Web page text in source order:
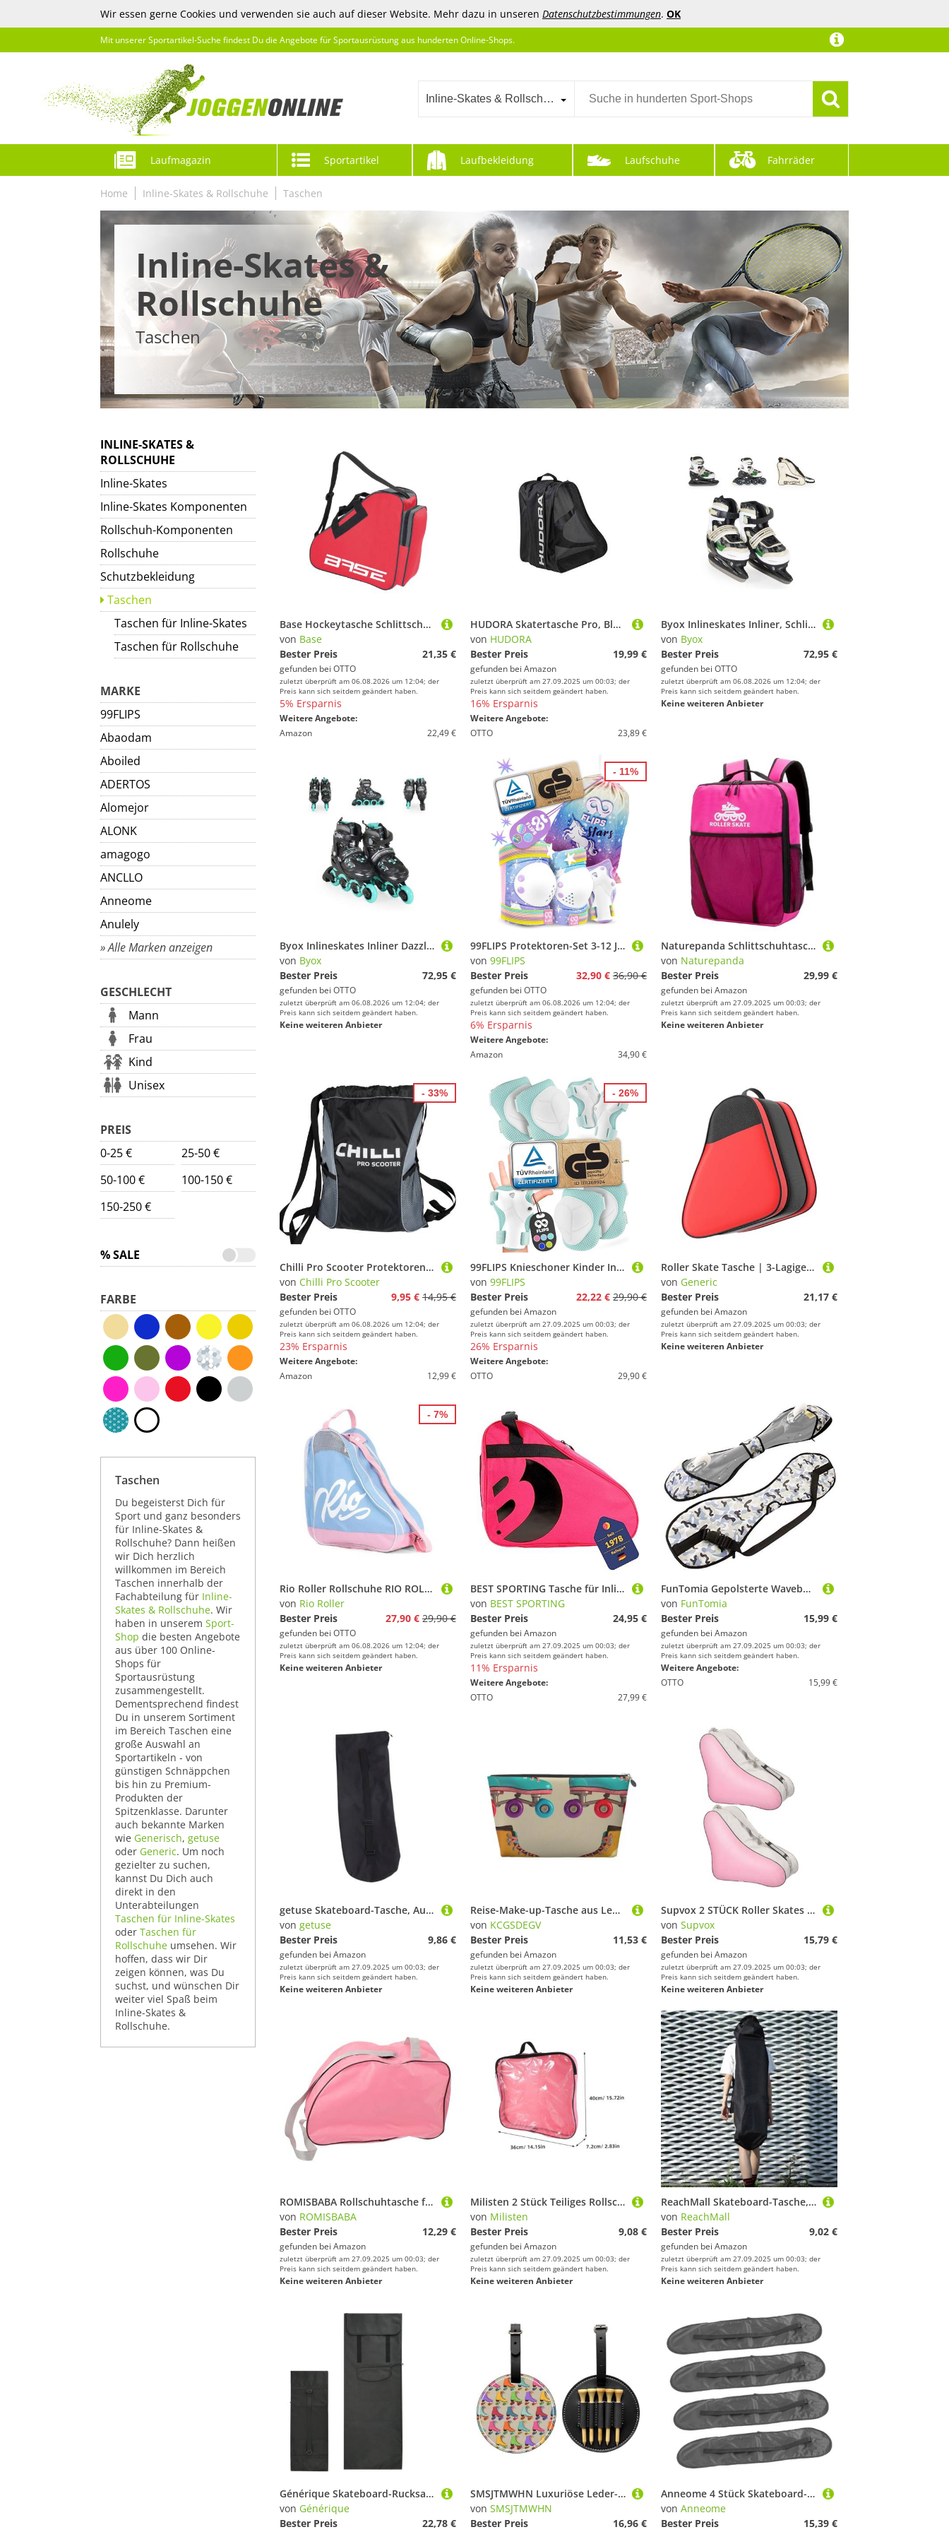
Wir essen gerne Cookies und verwenden sie auch auf dieser Website. Mehr dazu in unseren Datenschutzbestimmungen. OK
Mit unserer Sportartikel-Suche findest Du die Angebote für Sportausrüstung aus hunderten Online-Shops.
Inline-Skates & Rollschuhe
Laufmagazin Sportartikel Laufbekleidung Laufschuhe Fahrräder
Home Inline-Skates & Rollschuhe Taschen
Inline-Skates &
Rollschuhe
Taschen
INLINE-SKATES &
ROLLSCHUHE
Inline-Skates
Inline-Skates Komponenten
Rollschuh-Komponenten
Rollschuhe
Schutzbekleidung
Taschen
Taschen für Inline-Skates
Taschen für Rollschuhe
MARKE
99FLIPS
Abaodam
Aboiled
ADERTOS
Alomejor
ALONK
amagogo
ANCLLO
Anneome
Anulely
» Alle Marken anzeigen
GESCHLECHT
Mann
Frau
Kind
Unisex
PREIS
0-25 €
25-50 €
50-100 €
100-150 €
150-250 €
% SALE
FARBE
Taschen
Du begeisterst Dich für
Sport und ganz besonders
für Inline-Skates &
Rollschuhe? Dann heißen
wir Dich herzlich
willkommen im Bereich
Taschen innerhalb der
Fachabteilung für Inline-
Skates & Rollschuhe. Wir
haben in unserem Sport-
Shop die besten Angebote
aus über 100 Online-
Shops für
Sportausrüstung
zusammengestellt.
Dementsprechend findest
Du in unserem Sortiment
im Bereich Taschen eine
große Auswahl an
Sportartikeln - von
günstigen Schnäppchen
bis hin zu Premium-
Produkten der
Spitzenklasse. Darunter
auch bekannte Marken
wie Generisch, getuse
oder Generic. Um noch
gezielter zu suchen,
kannst Du Dich auch
direkt in den
Unterabteilungen
Taschen für Inline-Skates
oder Taschen für
Rollschuhe umsehen. Wir
hoffen, dass wir Dir
zeigen können, was Du
suchst, und wünschen Dir
weiter viel Spaß beim
Inline-Skates &
Rollschuhe.
Base Hockeytasche Schlittschuhtasche BASE
von Base
Bester Preis
21,35 €
gefunden bei OTTO
zuletzt überprüft am 06.08.2026 um 12:04; der
Preis kann sich seitdem geändert haben.
5% Ersparnis
Weitere Angebote:
Amazon
22,49 €
HUDORA Skatertasche Pro, Black
von HUDORA
Bester Preis
19,99 €
gefunden bei Amazon
zuletzt überprüft am 27.09.2025 um 00:03; der
Preis kann sich seitdem geändert haben.
16% Ersparnis
Weitere Angebote:
OTTO
23,89 €
Byox Inlineskates Inliner, Schlittschuhe 2 in 1, Iceberg PU-Räder Schnürrsenkel Tasche
von Byox
Bester Preis
72,95 €
gefunden bei OTTO
zuletzt überprüft am 06.08.2026 um 12:04; der
Preis kann sich seitdem geändert haben.
Keine weiteren Anbieter
Byox Inlineskates Inliner Dazzle türkis, PU-Rollen Bremse Tasche ABEC-5-Kugellager Ratschband
von Byox
Bester Preis
72,95 €
gefunden bei OTTO
zuletzt überprüft am 06.08.2026 um 12:04; der
Preis kann sich seitdem geändert haben.
Keine weiteren Anbieter
99FLIPS Protektoren-Set 3-12 Jahre - Einhorn Knieschoner Kinder Schlittschuh Schoner Set (Schützer Set Kinder für Skateboard Inline Skates Rollschuhe, 7-tlg., Knieschützer, Ellenbogen Schoner, Handschoner mit Einhorn Tasche), Schützer für kinder Mädchen Knieschützer Schutzausrüstung
von 99FLIPS
Bester Preis
32,90 € 36,90 €
gefunden bei OTTO
zuletzt überprüft am 06.08.2026 um 12:04; der
Preis kann sich seitdem geändert haben.
6% Ersparnis
Weitere Angebote:
Amazon
34,90 €
- 11%
Naturepanda Schlittschuhtasche,Rollschuh Tasch,Schlittschuhe Tasche FüR Inliner,Kann Schuhe,SchutzausrüStung,Wasserflaschen,HandtüCher Und Helme Aufbewahren,Geeignet FüR MäNner,Frauen,Kind
von Naturepanda
Bester Preis
29,99 €
gefunden bei Amazon
zuletzt überprüft am 27.09.2025 um 00:03; der
Preis kann sich seitdem geändert haben.
Keine weiteren Anbieter
Chilli Pro Scooter Protektoren-Set Chilli Pro Stunt-Scooter Rider Bag Sport Gym Tasche
von Chilli Pro Scooter
Bester Preis
9,95 € 14,95 €
gefunden bei OTTO
zuletzt überprüft am 06.08.2026 um 12:04; der
Preis kann sich seitdem geändert haben.
23% Ersparnis
Weitere Angebote:
Amazon
12,99 €
- 33%
99FLIPS Knieschoner Kinder Inliner Schoner Kinder - Protektoren - Flash - Größe S/M Mint - Knieschützer, Ellenbogenschützer & Handschützer - Schoner Set Schützer Inliner
von 99FLIPS
Bester Preis
22,22 € 29,90 €
gefunden bei Amazon
zuletzt überprüft am 27.09.2025 um 00:03; der
Preis kann sich seitdem geändert haben.
26% Ersparnis
Weitere Angebote:
OTTO
29,90 €
- 26%
Roller Skate Tasche | 3-Lagige Rollschuh Aufbewahrungstasche Mit Verstellbarem Schultergurt - Atmungsaktiver Rucksack für Ski Ausrüstung, Outdoor Aktivitäten, Feld und
von Generic
Bester Preis
21,17 €
gefunden bei Amazon
zuletzt überprüft am 27.09.2025 um 00:03; der
Preis kann sich seitdem geändert haben.
Keine weiteren Anbieter
Rio Roller Rollschuhe RIO ROLLER SCRIPT SKATE BAG teal/coral
von Rio Roller
Bester Preis
27,90 € 29,90 €
gefunden bei OTTO
zuletzt überprüft am 06.08.2026 um 12:04; der
Preis kann sich seitdem geändert haben.
Keine weiteren Anbieter
- 7%
BEST SPORTING Tasche für Inlineskates und Schlittschuhe I Schlittschuhtasche mit verstellbarem Trageriemen I Rollschuhtasche in Pink I große Inliner-Tasche I Schlittschuhe Tasche
von BEST SPORTING
Bester Preis
24,95 €
gefunden bei Amazon
zuletzt überprüft am 27.09.2025 um 00:03; der
Preis kann sich seitdem geändert haben.
11% Ersparnis
Weitere Angebote:
OTTO
27,99 €
FunTomia Gepolsterte Waveboard Tragetasche Tasche mit Trageschlaufe in Army Style
von FunTomia
Bester Preis
15,99 €
gefunden bei Amazon
zuletzt überprüft am 27.09.2025 um 00:03; der
Preis kann sich seitdem geändert haben.
Weitere Angebote:
OTTO
15,99 €
getuse Skateboard-Tasche, Aufbewahrung, Organizer, staubdichte Umhängetasche, praktische Tragetasche für Männer und Frauen, modisches Geschenk, 87 x 30 cm
von getuse
Bester Preis
9,86 €
gefunden bei Amazon
zuletzt überprüft am 27.09.2025 um 00:03; der
Preis kann sich seitdem geändert haben.
Keine weiteren Anbieter
Reise-Make-up-Tasche aus Leder mit bunten Retro-Rollschuh-Drucken, goldfarbener Reißverschluss, wasserdicht, Kosmetiktasche für den täglichen Gebrauch und Reisen, silber, Einheitsgröße, Kulturbeutel
von KCGSDEGV
Bester Preis
11,53 €
gefunden bei Amazon
zuletzt überprüft am 27.09.2025 um 00:03; der
Preis kann sich seitdem geändert haben.
Keine weiteren Anbieter
Supvox 2 STÜCK Roller Skates Tasche Dreieckiger Tragetasche Robuste Rollschuhtasche Praktisch für Damen Herren Eislaufen Inliner Lagerung und Transport
von Supvox
Bester Preis
15,79 €
gefunden bei Amazon
zuletzt überprüft am 27.09.2025 um 00:03; der
Preis kann sich seitdem geändert haben.
Keine weiteren Anbieter
ROMISBABA Rollschuhtasche für Mädchen Tragbare Roller Skates Tasche aus Langlebigem Material Stylisch und Wasserabweisend für Inline und Rollschuhe zur Einfachen Aufbewahrung und Transport
von ROMISBABA
Bester Preis
12,29 €
gefunden bei Amazon
zuletzt überprüft am 27.09.2025 um 00:03; der
Preis kann sich seitdem geändert haben.
Keine weiteren Anbieter
Milisten 2 Stück Teiliges Rollschuh Tasche aus Verschleißfestem Vliesstoff mit Reißverschluss Praktische Skates Aufbewahrungstasche für Inline Eislaufschuhe Tragbarer Skates Organizer in
von Milisten
Bester Preis
9,08 €
gefunden bei Amazon
zuletzt überprüft am 27.09.2025 um 00:03; der
Preis kann sich seitdem geändert haben.
Keine weiteren Anbieter
ReachMall Skateboard-Tasche, Nylongewebe, Skateboard-Tragetasche, Longboard-Aufbewahrungstasche, Schultertasche mit verstellbaren Riemen für Skateboarding (120 x 38 cm)
von ReachMall
Bester Preis
9,02 €
gefunden bei Amazon
zuletzt überprüft am 27.09.2025 um 00:03; der
Preis kann sich seitdem geändert haben.
Keine weiteren Anbieter
Générique Skateboard-Rucksack – große Tragetasche mit großer Kapazität | 600D Oxford-Gewebe, große Kapazität, Verstellbarer Gurt, für, Frauen, Jugendliche, Hockey, Skaten
von Générique
Bester Preis
22,78 €
SMSJTMWHN Luxuriöse Leder-Golfte-Tasche und Ballhalter mit buntem Rollschuh-Aufdruck. Bewahren Sie Ihre Tees, Golfbälle, Punktekarte und Bleistifte auf.
von SMSJTMWHN
Bester Preis
16,96 €
Anneome 4 Stück Skateboard-tragetaschen Wasserdichter Rucksack mit Einzel-Schultergurt Robustes Material für Kratzschutz Praktische Fächer Vielseitig für Reisen und Alltag Schwarz
von Anneome
Bester Preis
15,39 €